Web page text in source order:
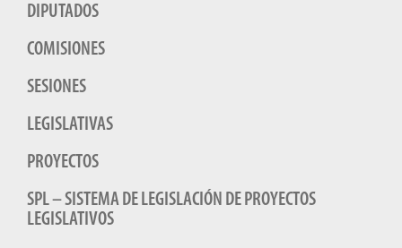
DIPUTADOS
COMISIONES
SESIONES
LEGISLATIVAS
PROYECTOS
SPL – SISTEMA DE LEGISLACIÓN DE PROYECTOS
LEGISLATIVOS